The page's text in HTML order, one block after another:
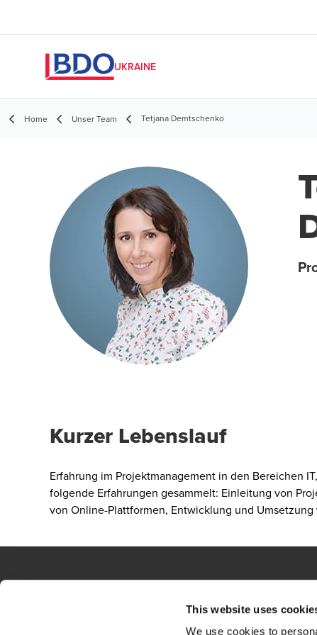
This website uses
We use cookies to
UKRAINE
Home Unser Team Tetjana Demtschenko
Kurzer Lebenslauf
Erfahrung im Projektmanagement in den Bereichen
folgende Erfahrungen gesammelt: Einleitung von
von Online-Plattformen, Entwicklung und